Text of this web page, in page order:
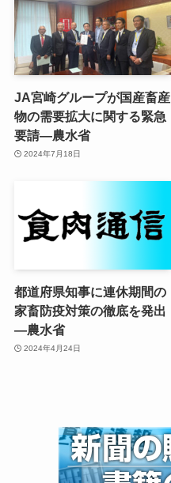
JA宮崎グループが国産畜産
物の需要拡大に関する緊急
要請—農水省
2024年7月18日
都道府県知事に連休期間の
家畜防疫対策の徹底を発出
—農水省
2024年4月24日